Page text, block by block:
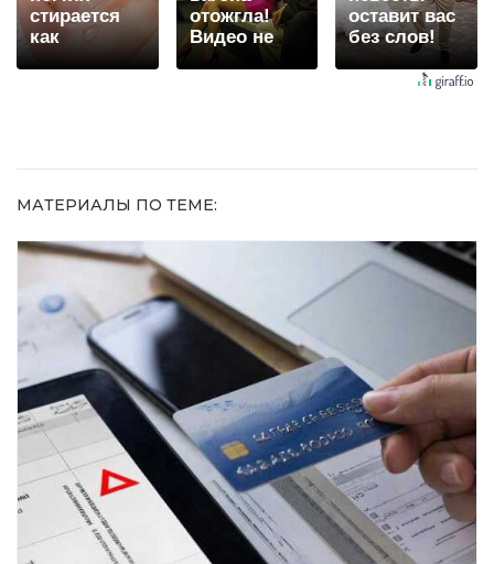
стирается
как
ластиком!
отожгла!
Видео не
оставит
оставит вас
без слов!
Пересмотрела
МАТЕРИАЛЫ ПО ТЕМЕ: